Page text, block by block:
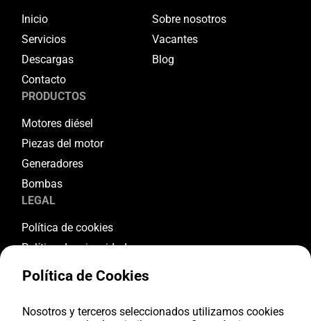
Inicio
Sobre nosotros
Servicios
Vacantes
Descargas
Blog
Contacto
PRODUCTOS
Motores diésel
Piezas del motor
Generadores
Bombas
LEGAL
Política de cookies
Política de privacidad
Términos y condiciones
Condiciones de devolución
Política de Cookies
Nosotros y terceros seleccionados utilizamos cookies